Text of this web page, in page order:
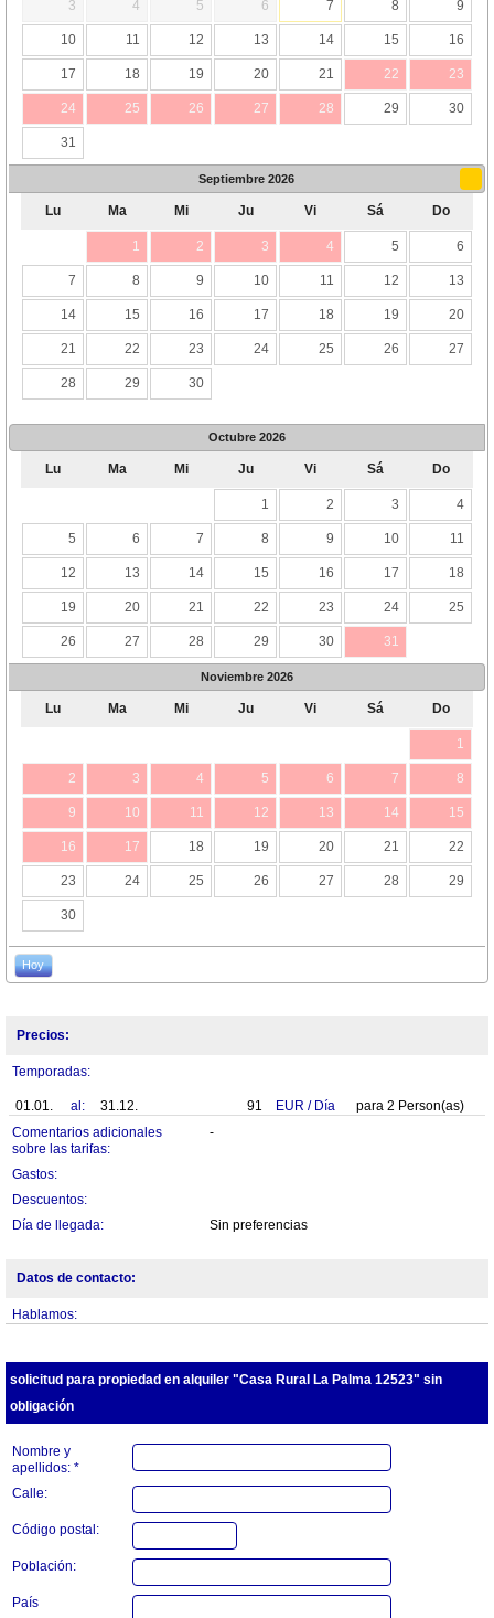
3 4 5 6 7 8 9
10 11 12 13 14 15 16
17 18 19 20 21 22 23
24 25 26 27 28 29 30
31
Septiembre 2026
Lu Ma Mi Ju Vi Sá Do
1 2 3 4 5 6
7 8 9 10 11 12 13
14 15 16 17 18 19 20
21 22 23 24 25 26 27
28 29 30
Octubre 2026
Lu Ma Mi Ju Vi Sá Do
1 2 3 4
5 6 7 8 9 10 11
12 13 14 15 16 17 18
19 20 21 22 23 24 25
26 27 28 29 30 31
Noviembre 2026
Lu Ma Mi Ju Vi Sá Do
1
2 3 4 5 6 7 8
9 10 11 12 13 14 15
16 17 18 19 20 21 22
23 24 25 26 27 28 29
30
Hoy
Precios:
Temporadas:
01.01. al: 31.12. 91 EUR / Día para 2 Person(as)
Comentarios adicionales
sobre las tarifas:
-
Gastos:
Descuentos:
Día de llegada:
Sin preferencias
Datos de contacto:
Hablamos:
solicitud para propiedad en alquiler "Casa Rural La Palma 12523" sin
obligación
Nombre y
apellidos: *
Calle:
Código postal:
Población:
País